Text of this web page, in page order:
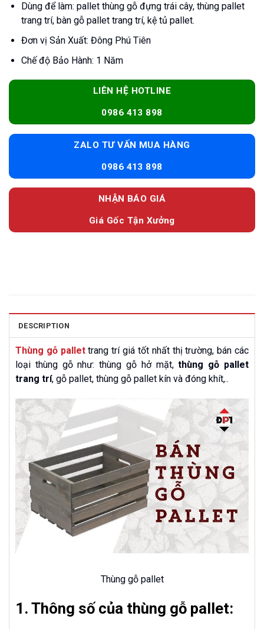
Dùng để làm: pallet thùng gỗ đựng trái cây, thùng pallet
trang trí, bàn gỗ pallet trang trí, kệ tủ pallet.
Đơn vị Sản Xuất: Đông Phú Tiên
Chế độ Bảo Hành: 1 Năm
LIÊN HỆ HOTLINE
0986 413 898
ZALO TƯ VẤN MUA HÀNG
0986 413 898
NHẬN BÁO GIÁ
Giá Gốc Tận Xưởng
DESCRIPTION
Thùng gỗ pallettrang trí giá tốt nhất thị trường, bán các
loại thùng gỗ như: thùng gỗ hở mặt,thùng gỗ pallet
trang trí, gỗ pallet, thùng gỗ pallet kín và đóng khít,..
Thùng gỗ pallet
1. Thông số của thùng gỗ pallet: